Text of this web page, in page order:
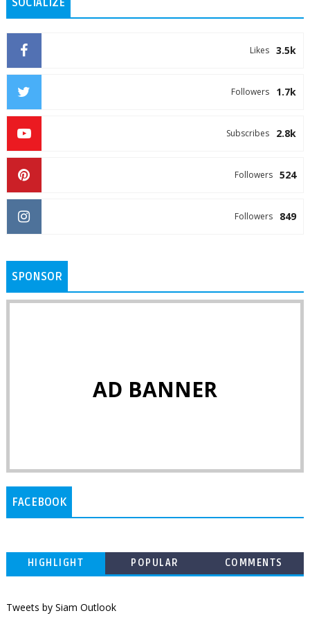
SOCIALIZE
3.5k
Likes
1.7k
Followers
2.8k
Subscribes
524
Followers
849
Followers
SPONSOR
AD BANNER
FACEBOOK
HIGHLIGHT POPULAR COMMENTS
Tweets by Siam Outlook